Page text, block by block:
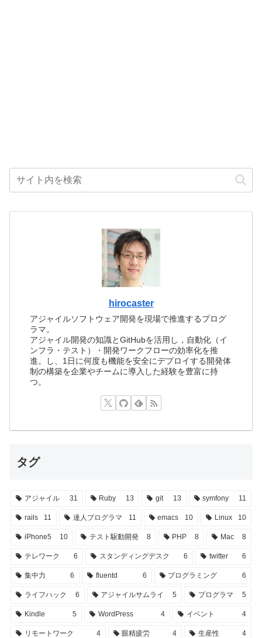
hirocaster
アジャイルソフトウェア開発を現場で推進するプログ
ラマ。
アジャイル開発の知識とGitHubを活用し，自動化（イ
ンフラ・テスト）・開発ワークフローの効率化を推
進。し、1日に何度も機能を安全にデプロイする開発体
制の構築を企業やチームに導入した経験を豊富に持
つ。
タグ
アジャイル 31 Ruby 13 git 13 symfony 11
rails 11 達人プログラマ 11 emacs 10 Linux 10
iPhone5 10 テスト駆動開発 8 PHP 8 Mac 8
テレワーク 6 スタンディングデスク 6 twitter 6
集中力 6 fluentd 6 プログラミング 6
ライフハック 6 アジャイルサムライ 5 プログラマ 5
Kindle 5 WordPress 4 イベント 4
リモートワーク 4 眼精疲労 4 生産性 4